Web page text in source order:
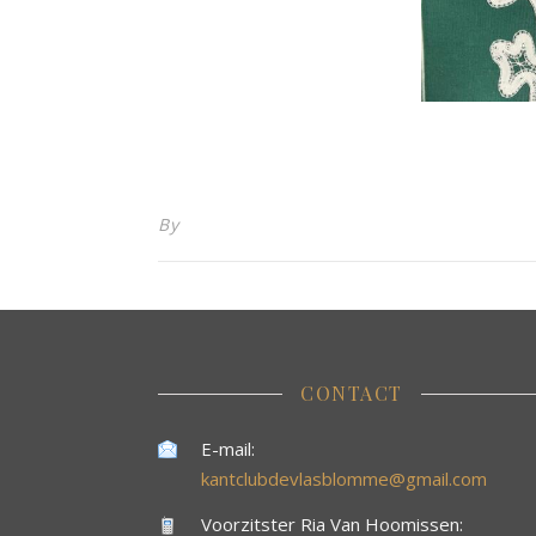
By
CONTACT
E-mail:
kantclubdevlasblomme@gmail.com
Voorzitster Ria Van Hoomissen: